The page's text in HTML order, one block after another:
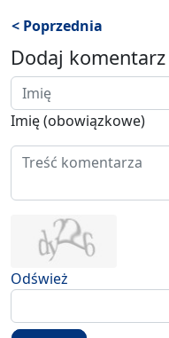
< Poprzednia
Dodaj komentarz
Imię (obowiązkowe)
Odśwież